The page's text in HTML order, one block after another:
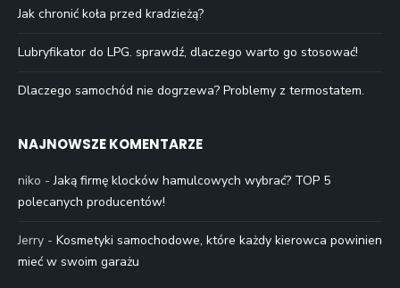
Jak chronić koła przed kradzieżą?
Lubryfikator do LPG. sprawdź, dlaczego warto go stosować!
Dlaczego samochód nie dogrzewa? Problemy z termostatem.
NAJNOWSZE KOMENTARZE
niko -Jaką firmę klocków hamulcowych wybrać? TOP 5
polecanych producentów!
Jerry - Kosmetyki samochodowe, które każdy kierowca powinien
mieć w swoim garażu